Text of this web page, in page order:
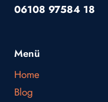
06108 97584 18
Menü
Home
Blog